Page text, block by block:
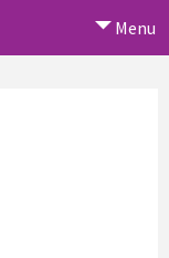
Menu